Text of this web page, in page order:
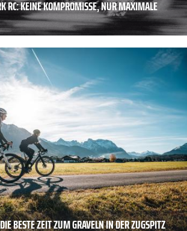
RC: KEINE KOMPROMISSE, NUR MAXIMALE
BESTE ZEIT ZUM GRAVELN IN DER ZUGSPITZ